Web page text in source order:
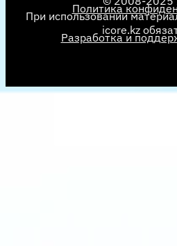
Политика
При использовании
icore.kz
Разработка и